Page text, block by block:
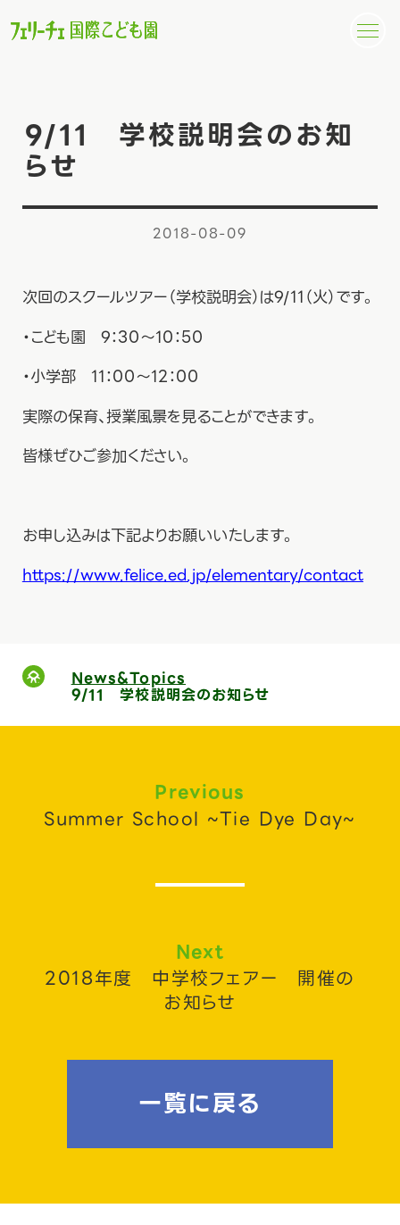
9/11 学校説明会のお知
らせ
2018-08-09
次回のスクールツアー（学校説明会）は9/11（火）です。
・こども園 9：30～10：50
・小学部 11：00～12：00
実際の保育、授業風景を見ることができます。
皆様ぜひご参加ください。
お申し込みは下記よりお願いいたします。
https://www.felice.ed.jp/elementary/contact
News&Topics
9/11 学校説明会のお知らせ
Previous
Summer School ~Tie Dye Day~
一覧に戻る
Next
2018年度 中学校フェアー 開催の
お知らせ